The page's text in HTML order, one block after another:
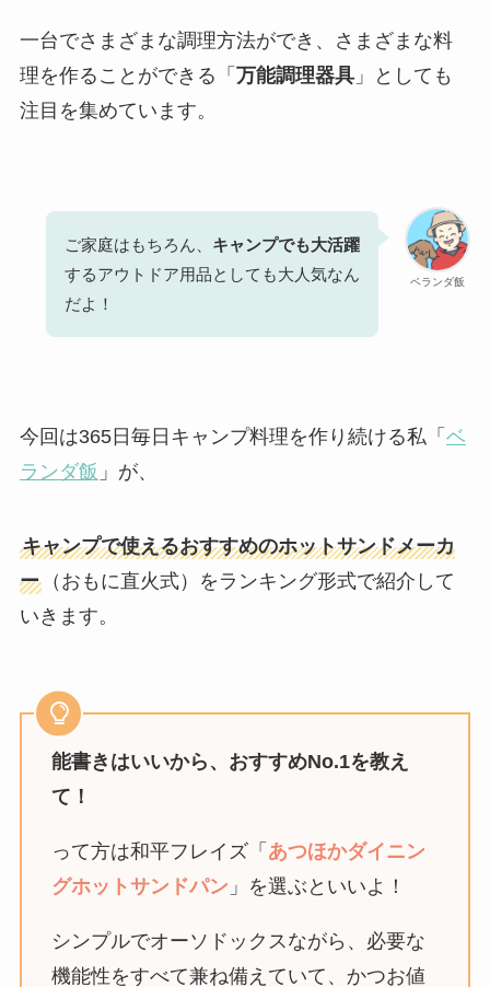
一台でさまざまな調理方法ができ、さまざまな料
理を作ることができる「 万能調理器具」としても
注目を集めています。
ベランダ飯
ご家庭はもちろん、 キャンプでも大活躍
するアウトドア用品としても大人気なん
だよ！
今回は365日毎日キャンプ料理を作り続ける私「 ベ
ランダ飯 」が、
キャンプで使えるおすすめのホットサンドメーカ
ー（おもに直火式）をランキング形式で紹介して
いきます。
能書きはいいから、おすすめNo.1を教え
て！
って方は和平フレイズ「 あつほかダイニン
グホットサンドパン 」を選ぶといいよ！
シンプルでオーソドックスながら、必要な
機能性をすべて兼ね備えていて、かつお値